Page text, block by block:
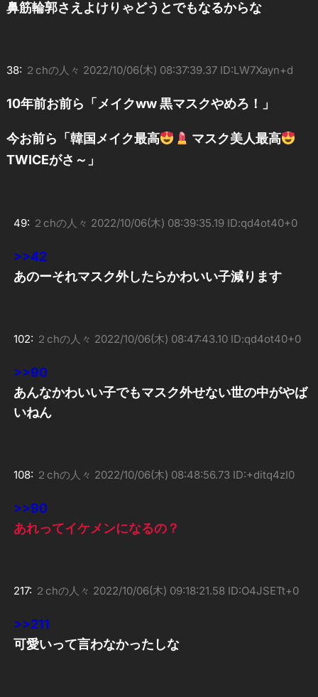
鼻筋輪郭さえよけりゃどうとでもなるからな
38: ２chの人々 2022/10/06(木) 08:37:39.37 ID:LW7Xayn+d
10年前お前ら「メイクww 黒マスクやめろ！」
今お前ら「韓国メイク最高
マスク美人最高
TWICEがさ～」
49: ２chの人々 2022/10/06(木) 08:39:35.19 ID:qd4ot40+0
>>42
あのーそれマスク外したらかわいい子減ります
102: ２chの人々 2022/10/06(木) 08:47:43.10 ID:qd4ot40+0
>>90
あんなかわいい子でもマスク外せない世の中がやば
いねん
108: ２chの人々 2022/10/06(木) 08:48:56.73 ID:+ditq4zI0
>>90
あれってイケメンになるの？
217: ２chの人々 2022/10/06(木) 09:18:21.58 ID:O4JSETt+0
>>211
可愛いって言わなかったしな